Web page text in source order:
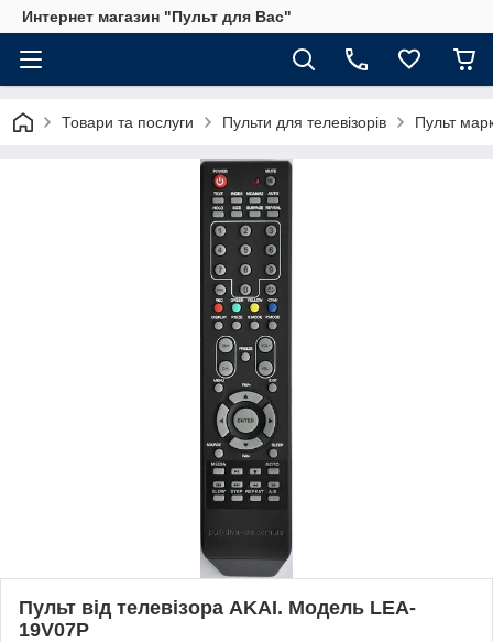
Интернет магазин "Пульт для Вас"
Товари та послуги Пульти для телевізорів Пульт
Пульт від телевізора AKAI. Модель LEA-
19V07P